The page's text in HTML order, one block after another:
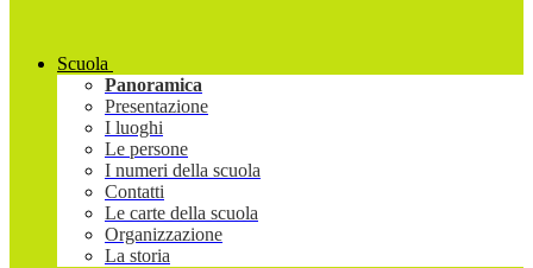
Scuola
Panoramica
Presentazione
I luoghi
Le persone
I numeri della scuola
Contatti
Le carte della scuola
Organizzazione
La storia